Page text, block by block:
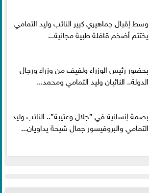
وسط إقبال جماهيري كبير النائب وليد التمامي
يختتم أضخم قافلة طبية مجانية...
بحضور رئيس الوزراء ولفيف من وزراء ورجال
الدولة.. النائبان وليد التمامي ومحمد...
بصمة إنسانية في ”جلال وعتيبة”.. النائب وليد
التمامي والبروفيسور جمال شيحة يداويان...